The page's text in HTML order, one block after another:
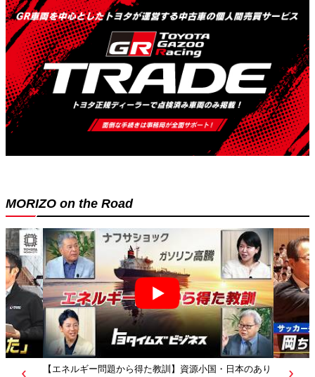
MORIZO on the Road
【若者たちへ】岡田武史さんが“特別授業”で語ったこと